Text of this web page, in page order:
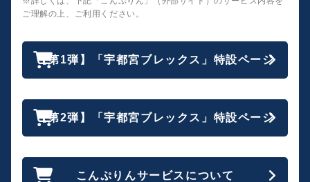
ご理解の上、ご利用ください。
【第1弾】「宇都宮ブレックス」特設ページ
【第2弾】「宇都宮ブレックス」特設ページ
こんぷりんサービスについて